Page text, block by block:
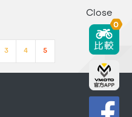
3 4 5
Close
0